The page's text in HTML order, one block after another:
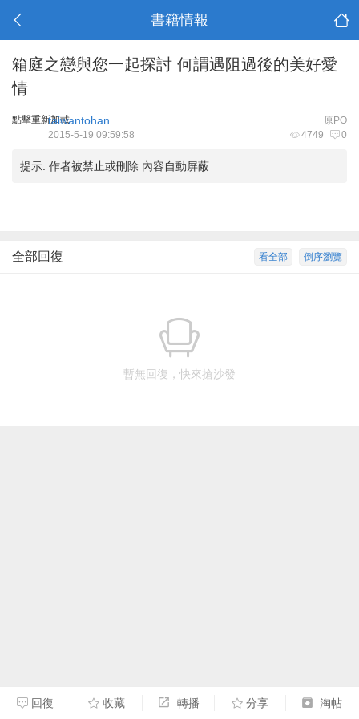
書籍情報
箱庭之戀與您一起探討 何謂遇阻過後的美好愛
情
點擊重新加載 原PO
taiwantohan
4749 0
2015-5-19 09:59:58
提示: 作者被禁止或刪除 內容自動屏蔽
倒序瀏覽
看全部
全部回復
暫無回復，快來搶沙發
回復 收藏 轉播 分享 淘帖